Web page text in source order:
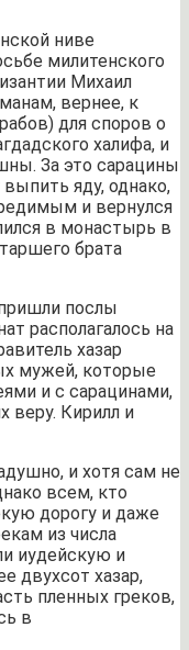
ниве
милитенского
Михаил
вернее, к
для споров о
халифа, и
За это сарацины
яду, однако,
и вернулся
в монастырь в
брата
послы
располагалось на
хазар
мужей, которые
и с сарацинами,
веру. Кирилл и
и хотя сам не
всем, кто
дорогу и даже
из числа
иудейскую и
двухсот хазар,
пленных греков,
в